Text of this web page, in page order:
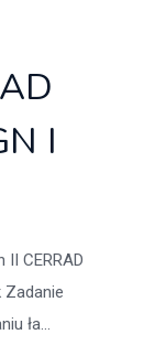
I
II CERRAD
Zadanie
ła...